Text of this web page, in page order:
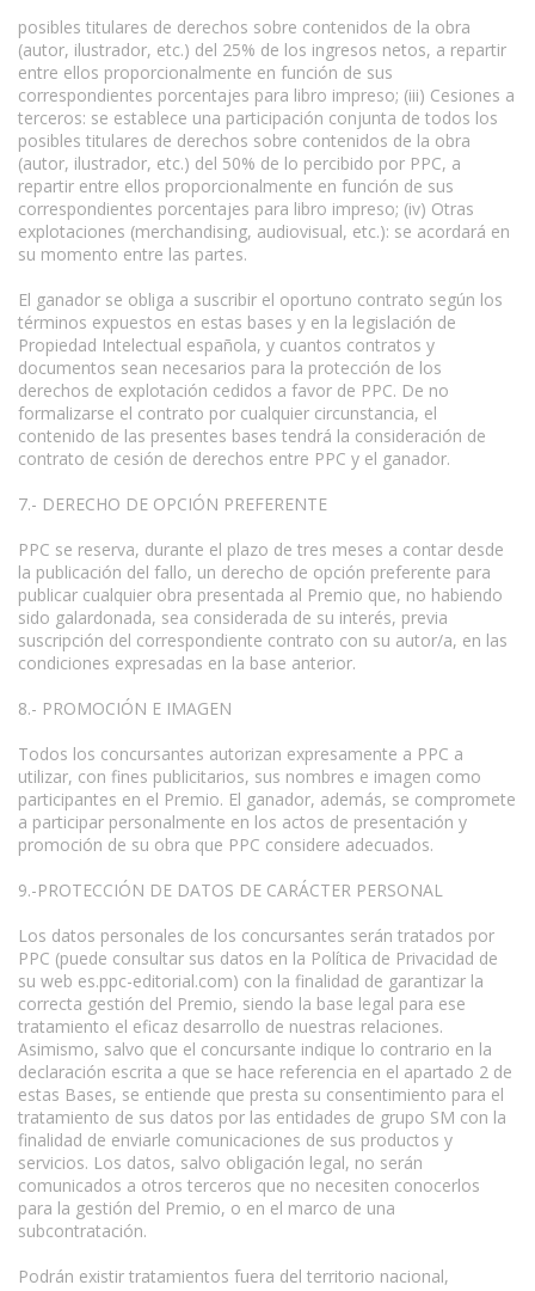
posibles titulares de derechos sobre contenidos de la obra
(autor, ilustrador, etc.) del 25% de los ingresos netos, a repartir
entre ellos proporcionalmente en función de sus
correspondientes porcentajes para libro impreso; (iii) Cesiones a
terceros: se establece una participación conjunta de todos los
posibles titulares de derechos sobre contenidos de la obra
(autor, ilustrador, etc.) del 50% de lo percibido por PPC, a
repartir entre ellos proporcionalmente en función de sus
correspondientes porcentajes para libro impreso; (iv) Otras
explotaciones (merchandising, audiovisual, etc.): se acordará en
su momento entre las partes.
El ganador se obliga a suscribir el oportuno contrato según los
términos expuestos en estas bases y en la legislación de
Propiedad Intelectual española, y cuantos contratos y
documentos sean necesarios para la protección de los
derechos de explotación cedidos a favor de PPC. De no
formalizarse el contrato por cualquier circunstancia, el
contenido de las presentes bases tendrá la consideración de
contrato de cesión de derechos entre PPC y el ganador.
7.- DERECHO DE OPCIÓN PREFERENTE
PPC se reserva, durante el plazo de tres meses a contar desde
la publicación del fallo, un derecho de opción preferente para
publicar cualquier obra presentada al Premio que, no habiendo
sido galardonada, sea considerada de su interés, previa
suscripción del correspondiente contrato con su autor/a, en las
condiciones expresadas en la base anterior.
8.- PROMOCIÓN E IMAGEN
Todos los concursantes autorizan expresamente a PPC a
utilizar, con fines publicitarios, sus nombres e imagen como
participantes en el Premio. El ganador, además, se compromete
a participar personalmente en los actos de presentación y
promoción de su obra que PPC considere adecuados.
9.-PROTECCIÓN DE DATOS DE CARÁCTER PERSONAL
Los datos personales de los concursantes serán tratados por
PPC (puede consultar sus datos en la Política de Privacidad de
su web es.ppc-editorial.com) con la finalidad de garantizar la
correcta gestión del Premio, siendo la base legal para ese
tratamiento el eficaz desarrollo de nuestras relaciones.
Asimismo, salvo que el concursante indique lo contrario en la
declaración escrita a que se hace referencia en el apartado 2 de
estas Bases, se entiende que presta su consentimiento para el
tratamiento de sus datos por las entidades de grupo SM con la
finalidad de enviarle comunicaciones de sus productos y
servicios. Los datos, salvo obligación legal, no serán
comunicados a otros terceros que no necesiten conocerlos
para la gestión del Premio, o en el marco de una
subcontratación.
Podrán existir tratamientos fuera del territorio nacional,